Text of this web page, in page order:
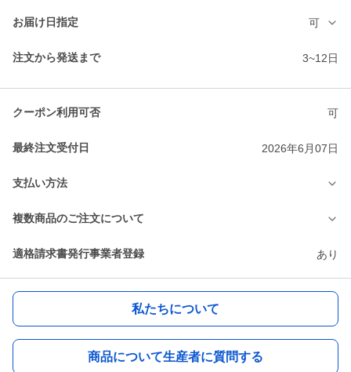
お届け日指定 可
注文から発送まで 3~12日
クーポン利用可否 可
最終注文受付日 2026年6月07日
支払い方法
複数商品のご注文について
適格請求書発行事業者登録 あり
私たちについて
商品について生産者に質問する